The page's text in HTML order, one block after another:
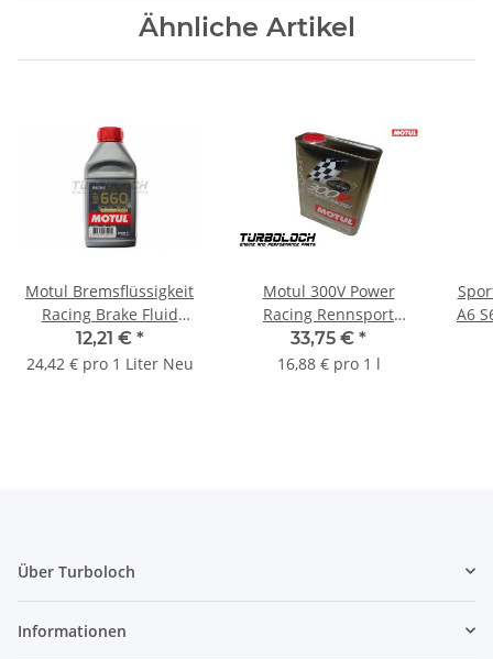
Ähnliche Artikel
Motul Bremsflüssigkeit
Racing Brake Fluid
RBF660 DOT 4 - 500ml -
101666
12,21 € *
24,42 € pro 1 Liter Neu
Motul 300V Power
Racing Rennsport
Motoröl Öl 5W30 - 2L
104241
33,75 € *
16,88 € pro 1 l
A6
Über Turboloch
Informationen